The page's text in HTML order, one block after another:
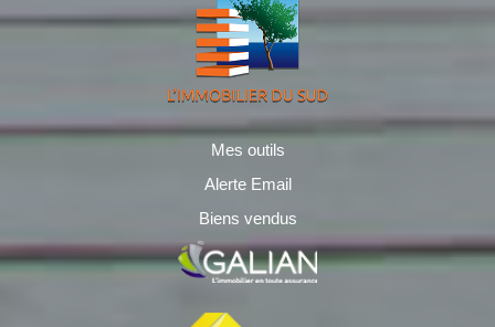
Mes outils
Alerte Email
Biens vendus